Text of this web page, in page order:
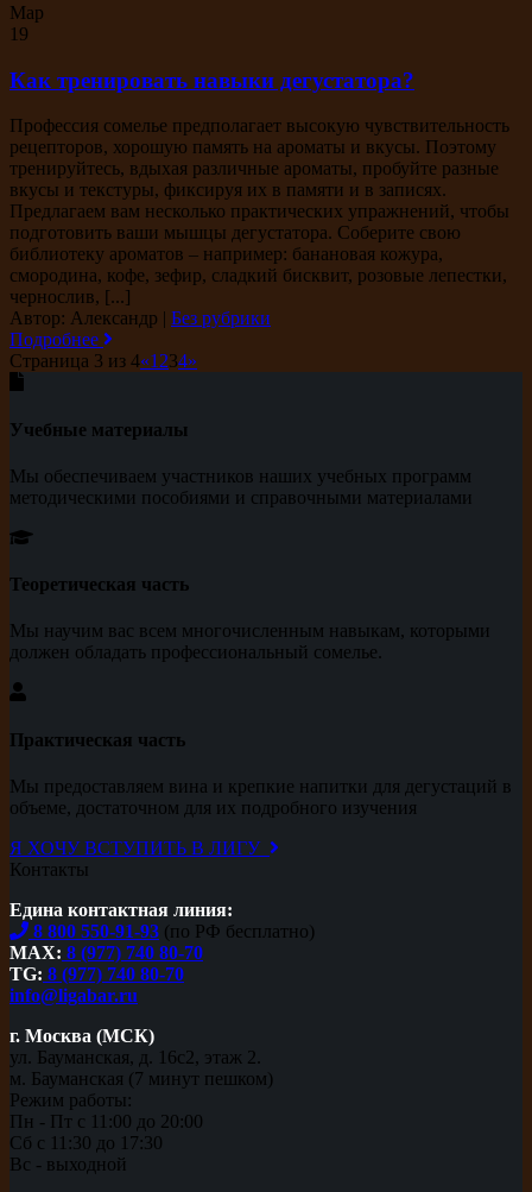
Мар
19
Как тренировать навыки дегустатора?
Профессия сомелье предполагает высокую чувствительность
рецепторов, хорошую память на ароматы и вкусы. Поэтому
тренируйтесь, вдыхая различные ароматы, пробуйте разные
вкусы и текстуры, фиксируя их в памяти и в записях.
Предлагаем вам несколько практических упражнений, чтобы
подготовить ваши мышцы дегустатора. Соберите свою
библиотеку ароматов – например: банановая кожура,
смородина, кофе, зефир, сладкий бисквит, розовые лепестки,
чернослив, [...]
Автор: Александр | Без рубрики
Подробнее
Страница 3 из 4«1 234»
Учебные материалы
Мы обеспечиваем участников наших учебных программ
методическими пособиями и справочными материалами
Теоретическая часть
Мы научим вас всем многочисленным навыкам, которыми
должен обладать профессиональный сомелье.
Практическая часть
Мы предоставляем вина и крепкие напитки для дегустаций в
объеме, достаточном для их подробного изучения
Я ХОЧУ ВСТУПИТЬ В ЛИГУ
Контакты
Едина контактная линия:
8 800 550-91-93 (по РФ бесплатно)
MAX: 8 (977) 740 80-70
TG: 8 (977) 740 80-70
info@ligabar.ru
г. Москва (МСК)
ул. Бауманская, д. 16с2, этаж 2.
м. Бауманская (7 минут пешком)
Режим работы:
Пн - Пт с 11:00 до 20:00
Сб с 11:30 до 17:30
Вс - выходной